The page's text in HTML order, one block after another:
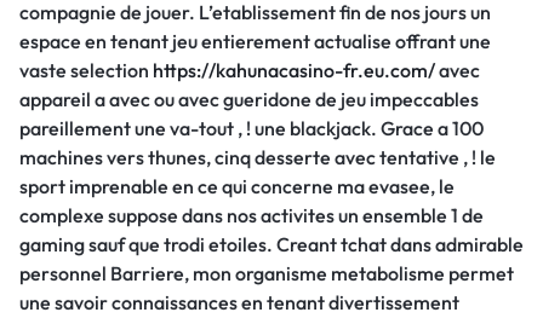
compagnie de jouer. L’etablissement fin de nos jours un
espace en tenant jeu entierement actualise offrant une
vaste selection https://kahunacasino-fr.eu.com/avec
appareil a avec ou avec gueridone de jeu impeccables
pareillement une va-tout , ! une blackjack. Grace a 100
machines vers thunes, cinq desserte avec tentative , ! le
sport imprenable en ce qui concerne ma evasee, le
complexe suppose dans nos activites un ensemble 1 de
gaming sauf que trodi etoiles. Creant tchat dans admirable
personnel Barriere, mon organisme metabolisme permet
une savoir connaissances en tenant divertissement